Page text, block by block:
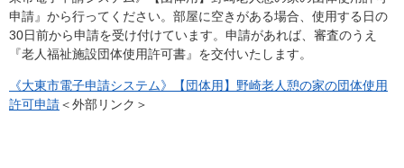
申請』から行ってください。部屋に空きがある場合、使用する日の
30日前から申請を受け付けています。申請があれば、審査のうえ
『老人福祉施設団体使用許可書』を交付いたします。
《大東市電子申請システム》【団体用】野崎老人憩の家の団体使用
許可申請＜外部リンク＞